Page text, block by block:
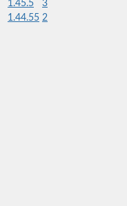
1.45.5
3
1.44.55 2